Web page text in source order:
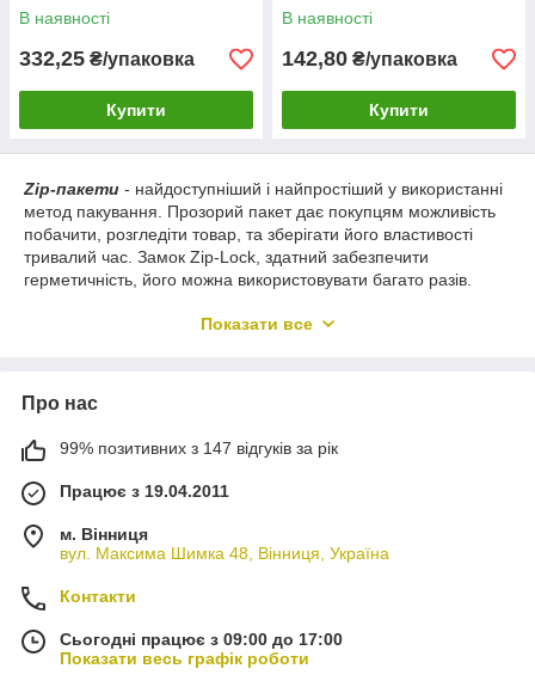
В наявності
332,25 ₴/упаковка
Купити
В наявності
142,80 ₴/упаковка
Купити
Zip-пакети - найдоступніший і найпростіший у використанні
метод пакування. Прозорий пакет дає покупцям можливість
побачити, розгледіти товар, та зберігати його властивості
тривалий час. Замок Zip-Lock, здатний забезпечити
герметичність, його можна використовувати багато разів.
застосовують у побуті, в промисловості, а також у медичних
відкривати багаторазово. При цьому герметичність
Виробництво такої упаковки не витратне, а характеристики
застібки дають змогу використовувати цей тип практично
всюди.
У пакети з таким видом замка упаковують усе те, що може
легко висипатися і розгубитися, а також те, що необхідно
медикаменти, насіння, кріпильні елементи, предмети
біжутерії, дрібні іграшки тощо.
Переваги використання Zip-пакетів:
Показати все
Про нас
99% позитивних з 147 відгуків за рік
Працює з 19.04.2011
м. Вінниця
вул. Максима Шимка 48, Вінниця, Україна
Контакти
Сьогодні працює з 09:00 до 17:00
Показати весь графік роботи